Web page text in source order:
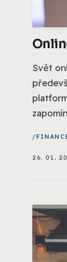
Svět
26. 01.